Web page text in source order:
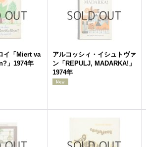
イ「Miert va
」1974年
アルコッシィ・イシュトヴァ
ン「REPULJ, MADARKA!」
1974年